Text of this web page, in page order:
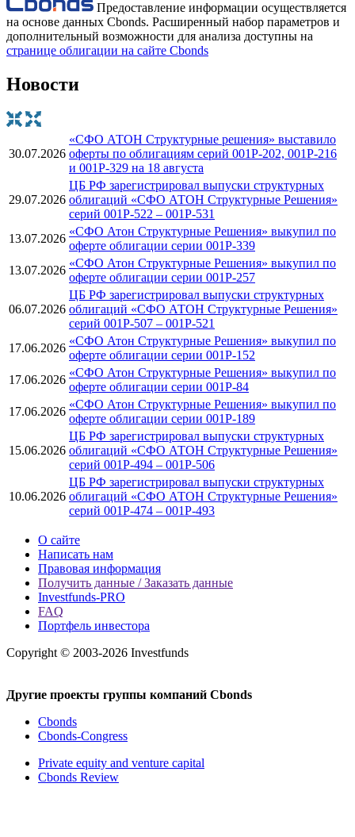
Предоставление информации осуществляется
на основе данных Cbonds. Расширенный набор параметров и
дополнительный возможности для анализа доступны на
странице облигации на сайте Cbonds
Новости
30.07.2026
«СФО АТОН Структурные решения» выставило
оферты по облигациям серий 001Р-202, 001Р-216
и 001Р-329 на 18 августа
29.07.2026
ЦБ РФ зарегистрировал выпуски структурных
облигаций «СФО АТОН Структурные Решения»
серий 001P-522 – 001P-531
13.07.2026
«СФО Атон Структурные Решения» выкупил по
оферте облигации серии 001Р-339
13.07.2026
«СФО Атон Структурные Решения» выкупил по
оферте облигации серии 001Р-257
06.07.2026
ЦБ РФ зарегистрировал выпуски структурных
облигаций «СФО АТОН Структурные Решения»
серий 001P-507 – 001P-521
17.06.2026
«СФО Атон Структурные Решения» выкупил по
оферте облигации серии 001Р-152
17.06.2026
«СФО Атон Структурные Решения» выкупил по
оферте облигации серии 001Р-84
17.06.2026
«СФО Атон Структурные Решения» выкупил по
оферте облигации серии 001Р-189
15.06.2026
ЦБ РФ зарегистрировал выпуски структурных
облигаций «СФО АТОН Структурные Решения»
серий 001Р-494 – 001P-506
10.06.2026
ЦБ РФ зарегистрировал выпуски структурных
облигаций «СФО АТОН Структурные Решения»
серий 001P-474 – 001P-493
О сайте
Написать нам
Правовая информация
Получить данные / Заказать данные
Investfunds-PRO
FAQ
Портфель инвестора
Copyright © 2003-2026 Investfunds
Другие проекты группы компаний Cbonds
Cbonds
Cbonds-Congress
Private equity and venture capital
Cbonds Review